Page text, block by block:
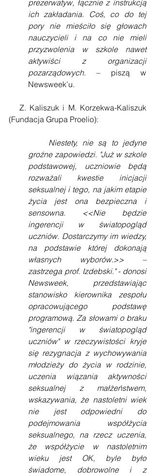
prezerwatyw, łącznie z instrukcją
ich zakładania. Coś, co do tej
pory nie mieściło się głowach
nauczycieli i na co nie mieli
przyzwolenia w szkole nawet
aktywiści z organizacji
pozarządowych. – piszą w
Newsweek’u.
Z. Kaliszuk i M. Korzekwa-Kaliszuk
(Fundacja Grupa Proelio):
Niestety, nie są to jedyne
groźne zapowiedzi. "Już w szkole
podstawowej, uczniowie będą
rozważali kwestie inicjacji
seksualnej i tego, na jakim etapie
życia jest ona bezpieczna i
sensowna. <<Nie będzie
ingerencji w światopogląd
uczniów. Dostarczymy im wiedzy,
na podstawie której dokonają
własnych wyborów.>> –
zastrzega prof. Izdebski." - donosi
Newsweek, przedstawiając
stanowisko kierownika zespołu
opracowującego podstawę
programową. Za słowami o braku
"ingerencji w światopogląd
uczniów" w rzeczywistości kryje
się rezygnacja z wychowywania
młodzieży do życia w rodzinie,
uczenia wiązania aktywności
seksualnej z małżeństwem,
wskazywania, że nastoletni wiek
nie jest odpowiedni do
podejmowania współżycia
seksualnego, na rzecz uczenia,
że współżycie w nastoletnim
wieku jest OK, byle było
świadome, dobrowolne i z